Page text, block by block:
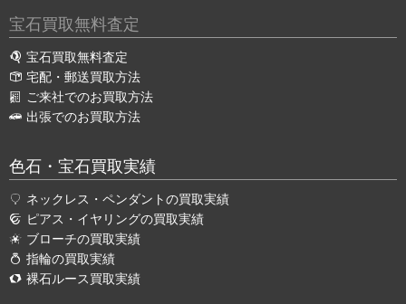
宝石買取無料査定
宝石買取無料査定
宅配・郵送買取方法
ご来社でのお買取方法
出張でのお買取方法
色石・宝石買取実績
ネックレス・ペンダントの買取実績
ピアス・イヤリングの買取実績
ブローチの買取実績
指輪の買取実績
裸石ルース買取実績